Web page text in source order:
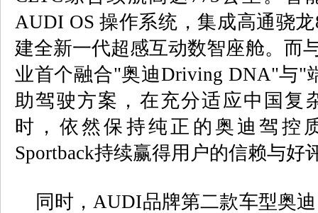
AUDI OS 操作系统，集成高通骁
建全新一代超感互动数智座舱。而
业首个融合"奥迪Driving DNA"与"
助驾驶方案，在充分适应中国复
时，依然保持纯正的奥迪驾控
Sportback持续赢得用户的信赖与好
同时，AUDI品牌第二款车型奥